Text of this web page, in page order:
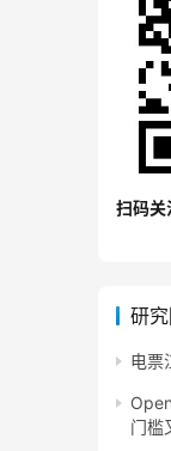
扫码关
研
电票
门槛